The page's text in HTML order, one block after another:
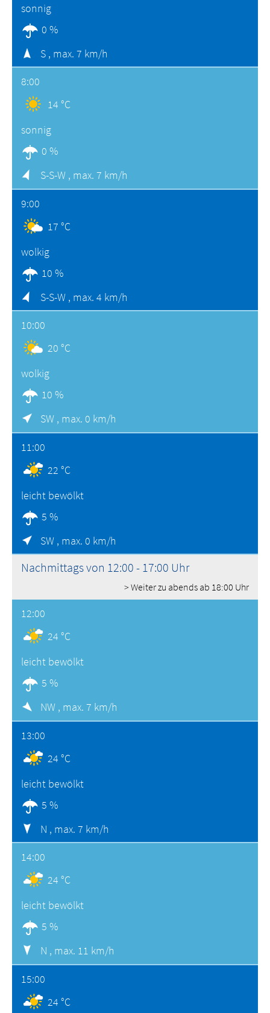
sonnig
0 %
S , max. 7 km/h
8:00
14 °C
sonnig
0 %
S-S-W , max. 7 km/h
9:00
17 °C
wolkig
10 %
S-S-W , max. 4 km/h
10:00
20 °C
wolkig
10 %
SW , max. 0 km/h
11:00
22 °C
leicht bewölkt
5 %
SW , max. 0 km/h
Nachmittags von 12:00 - 17:00 Uhr
> Weiter zu abends ab 18:00 Uhr
12:00
24 °C
leicht bewölkt
5 %
NW , max. 7 km/h
13:00
24 °C
leicht bewölkt
5 %
N , max. 7 km/h
14:00
24 °C
leicht bewölkt
5 %
N , max. 11 km/h
15:00
24 °C